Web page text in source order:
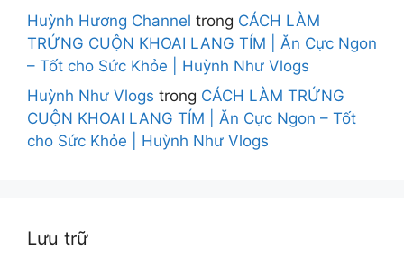
Huỳnh Hương Channel trong CÁCH LÀM
TRỨNG CUỘN KHOAI LANG TÍM | Ăn Cực Ngon
– Tốt cho Sức Khỏe | Huỳnh Như Vlogs
Huỳnh Như Vlogs trong CÁCH LÀM TRỨNG
CUỘN KHOAI LANG TÍM | Ăn Cực Ngon – Tốt
cho Sức Khỏe | Huỳnh Như Vlogs
Lưu trữ